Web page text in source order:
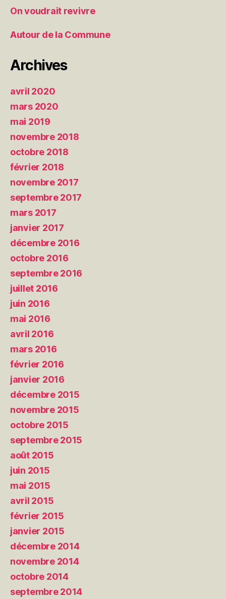
On voudrait revivre
Autour de la Commune
Archives
avril 2020
mars 2020
mai 2019
novembre 2018
octobre 2018
février 2018
novembre 2017
septembre 2017
mars 2017
janvier 2017
décembre 2016
octobre 2016
septembre 2016
juillet 2016
juin 2016
mai 2016
avril 2016
mars 2016
février 2016
janvier 2016
décembre 2015
novembre 2015
octobre 2015
septembre 2015
août 2015
juin 2015
mai 2015
avril 2015
février 2015
janvier 2015
décembre 2014
novembre 2014
octobre 2014
septembre 2014